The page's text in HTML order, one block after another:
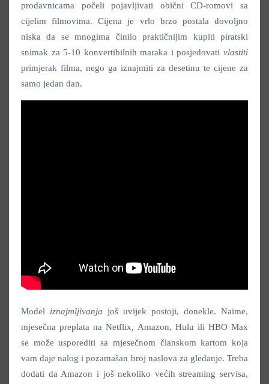
prodavnicama počeli pojavljivati obični CD-romovi sa
cijelim filmovima. Cijena je vrlo brzo postala dovoljno
niska da se mnogima činilo praktičnijim kupiti piratski
snimak za 5-10 konvertibilnih maraka i posjedovati vlastiti
primjerak filma, nego ga iznajmiti za desetinu te cijene za
samo jedan dan.
Model iznajmljivanja još uvijek postoji, donekle. Naime,
mjesečna preplata na Netflix
Amazon, Hulu ili HBO Max
se može usporediti sa mjesečnom članskom kartom koja
vam daje nalog i pozamašan broj naslova za gledanje. Treba
dodati da Amazon i još nekoliko većih streaming servisa,